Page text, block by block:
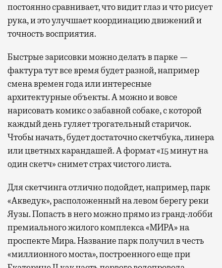
постоянно сравнивает, что видит глаз и что рисует
рука, и это улучшает координацию движений и
точность восприятия.
Быстрые зарисовки можно делать в парке —
фактура тут все время будет разной, например
смена времен года или интересные
архитектурные объекты. А можно и вовсе
нарисовать комикс о забавной собаке, с которой
каждый день гуляет трогательный старичок.
Чтобы начать, будет достаточно скетчбука, линера
или цветных карандашей. А формат «15 минут на
один скетч» снимет страх чистого листа.
Для скетчинга отлично подойдет, например, парк
«Акведук», расположенный на левом берегу реки
Яузы. Попасть в него можно прямо из гранд-лобби
премиального жилого комплекса «МИРА» на
проспекте Мира. Название парк получил в честь
«миллионного моста», построенного еще при